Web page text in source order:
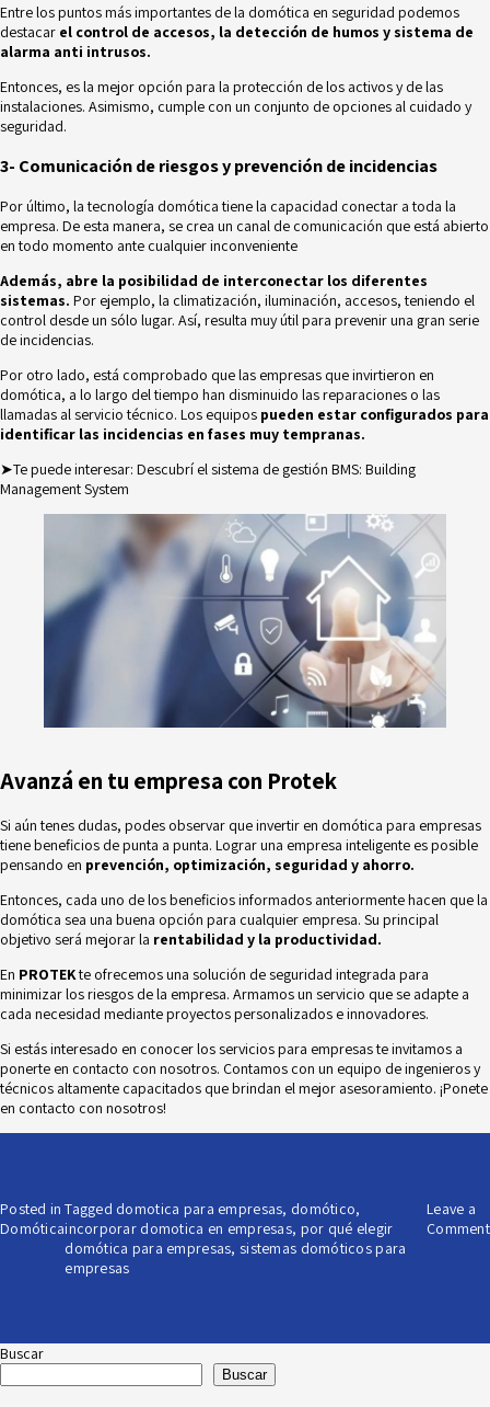
Entre los puntos más importantes de la domótica en seguridad podemos
destacar el control de accesos, la detección de humos y sistema de
alarma anti intrusos.
Entonces, es la mejor opción para la protección de los activos y de las
instalaciones. Asimismo, cumple con un conjunto de opciones al cuidado y
seguridad.
3- Comunicación de riesgos y prevención de incidencias
Por último, la tecnología domótica tiene la capacidad conectar a toda la
empresa. De esta manera, se crea un canal de comunicación que está abierto
en todo momento ante cualquier inconveniente
Además, abre la posibilidad de interconectar los diferentes
sistemas. Por ejemplo, la climatización, iluminación, accesos, teniendo el
control desde un sólo lugar. Así, resulta muy útil para prevenir una gran serie
de incidencias.
Por otro lado, está comprobado que las empresas que invirtieron en
domótica, a lo largo del tiempo han disminuido las reparaciones o las
llamadas al servicio técnico. Los equipos pueden estar configurados para
identificar las incidencias en fases muy tempranas.
➤Te puede interesar: Descubrí el sistema de gestión BMS: Building
Management System
Avanzá en tu empresa con Protek
Si aún tenes dudas, podes observar que invertir en domótica para empresas
tiene beneficios de punta a punta. Lograr una empresa inteligente es posible
pensando en prevención, optimización, seguridad y ahorro.
Entonces, cada uno de los beneficios informados anteriormente hacen que la
domótica sea una buena opción para cualquier empresa. Su principal
objetivo será mejorar la rentabilidad y la productividad.
En PROTEKte ofrecemos una solución de seguridad integrada para
minimizar los riesgos de la empresa. Armamos un servicio que se adapte a
cada necesidad mediante proyectos personalizados e innovadores.
Si estás interesado en conocer losservicios para empresaste invitamos a
ponerte en contacto con nosotros. Contamos con un equipo de ingenieros y
técnicos altamente capacitados que brindan el mejor asesoramiento. ¡Ponete
en contacto con nosotros!
Posted in
Domótica
Tagged domotica para empresas, domótico,
incorporar domotica en empresas, por qué elegir
domótica para empresas, sistemas domóticos para
empresas
Leave a
Comment
Buscar
Buscar